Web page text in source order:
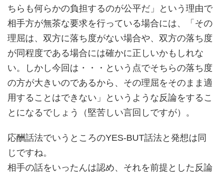
ちらも何らかの負担するのが公平だ」という理由で
相手方が無茶な要求を行っている場合には、「その
理屈は、双方に落ち度がない場合や、双方の落ち度
が同程度である場合には確かに正しいかもしれな
い。しかし今回は・・・という点でそちらの落ち度
の方が大きいのであるから、その理屈をそのまま適
用することはできない」というような反論をするこ
とになるでしょう（堅苦しい言回しですが）。
応酬話法でいうところのYES-BUT話法と発想は同
じですね。
相手の話をいったんは認め、それを前提とした反論